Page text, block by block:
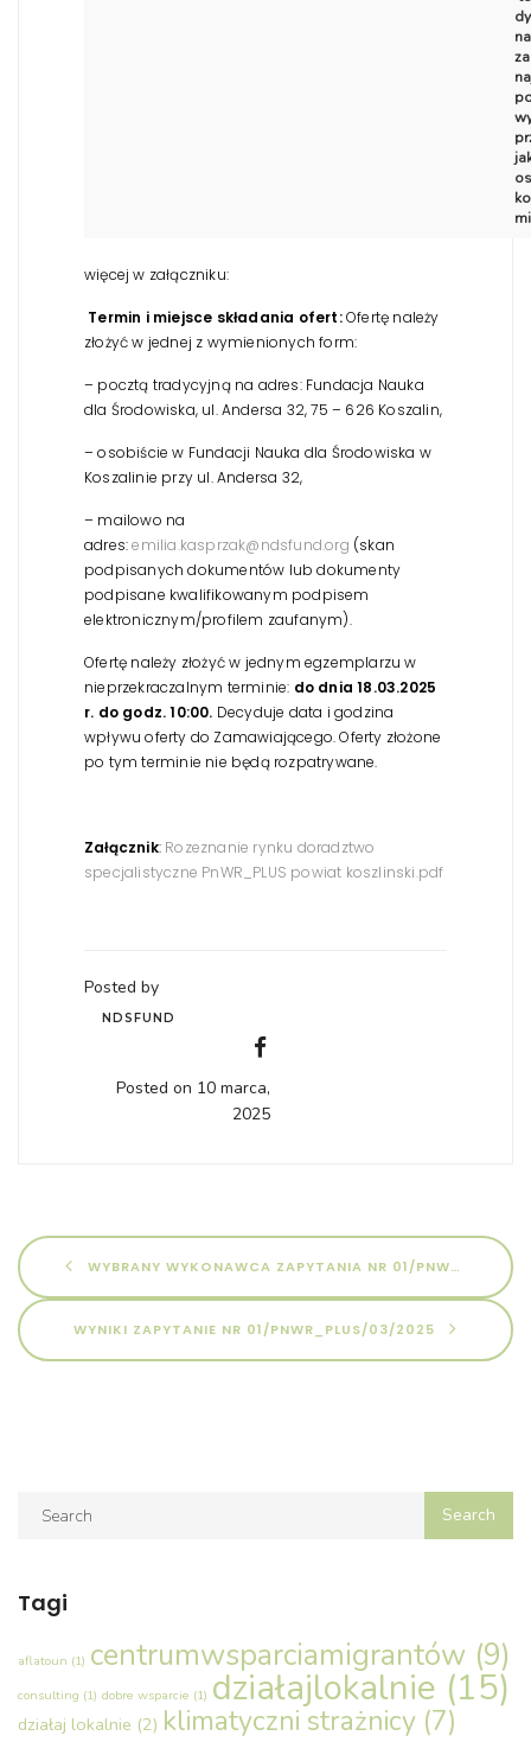
więcej w załączniku:
Termin i miejsce składania ofert:Ofertę należy
złożyć w jednej z wymienionych form:
– pocztą tradycyjną na adres: Fundacja Nauka
dla Środowiska, ul. Andersa 32, 75 – 626 Koszalin,
– osobiście w Fundacji Nauka dla Środowiska w
Koszalinie przy ul. Andersa 32,
– mailowo na
adres:emilia.kasprzak@ndsfund.org (skan
podpisanych dokumentów lub dokumenty
podpisane kwalifikowanym podpisem
elektronicznym/profilem zaufanym).
Ofertę należy złożyć w jednym egzemplarzu w
nieprzekraczalnym terminie: do dnia 18.03.2025
r. do godz. 10:00. Decyduje data i godzina
wpływu oferty do Zamawiającego. Oferty złożone
po tym terminie nie będą rozpatrywane.
Załącznik: Rozeznanie rynku doradztwo
specjalistyczne PnWR_PLUS powiat koszlinski.pdf
Posted by
NDSFUND
Posted on 10 marca,
2025
WYBRANY WYKONAWCA ZAPYTANIA NR 01/PNWR_PLUS/02/2025
WYNIKI ZAPYTANIE NR 01/PNWR_PLUS/03/2025
Tagi
aflatoun (1) centrumwsparciamigrantów (9)
consulting (1) dobre wsparcie (1) działajlokalnie (15)
działaj lokalnie (2) klimatyczni strażnicy (7)